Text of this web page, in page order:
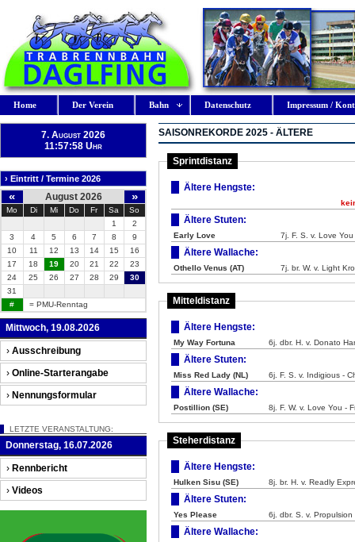
Home Der Verein Bahn Datenschutz Impressum /
7. August 2026
11:57:59 Uhr
› Eintritt / Termine 2026
« August 2026 »
Mo Di Mi Do Fr Sa
So
1
2
3
4 5 6 7 8
9
10
11 12 13 14 15
16
17
18 19 20 21 22
23
24
25 26 27 28 29
30
31
#
= PMU-Renntag
Mittwoch, 19.08.2026
› Ausschreibung
› Online-Starterangabe
› Nennungsformular
LETZTE VERANSTALTUNG:
Donnerstag, 16.07.2026
› Rennbericht
› Videos
SAISONREKORDE 2025 - ÄLTERE
Sprintdistanz
Ältere Hengste:
Ältere Stuten:
Early Love 7j. F. S. v. Love
Ältere Wallache:
Othello Venus (AT) 7j. br. W. v. Light
Mitteldistanz
Ältere Hengste:
My Way Fortuna 6j. dbr. H. v. Donato
Ältere Stuten:
Miss Red Lady (NL) 6j. F. S. v. Indigious -
Ältere Wallache:
Postillion (SE) 8j. F. W. v. Love You -
Steherdistanz
Ältere Hengste:
Hulken Sisu (SE) 8j. br. H. v. Readly
Ältere Stuten:
Yes Please 6j. dbr. S. v. Propulsion
Ältere Wallache: